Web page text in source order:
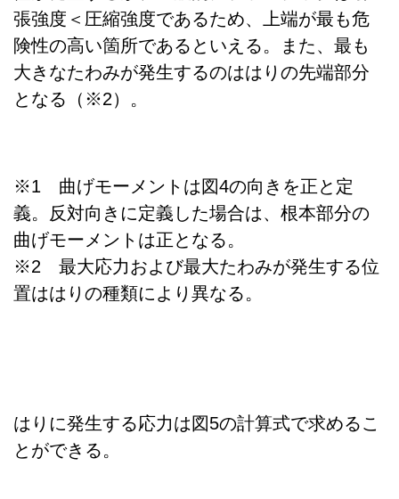
張強度＜圧縮強度であるため、上端が最も危
険性の高い箇所であるといえる。また、最も
大きなたわみが発生するのははりの先端部分
となる（※2）。
※1 曲げモーメントは図4の向きを正と定
義。反対向きに定義した場合は、根本部分の
曲げモーメントは正となる。
※2 最大応力および最大たわみが発生する位
置ははりの種類により異なる。
はりに発生する応力は図5の計算式で求めるこ
とができる。